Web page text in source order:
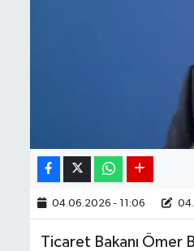
04.06.2026 - 11:06
Ticaret Bakanı Ömer